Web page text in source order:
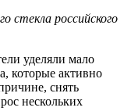
стекла российского
уделяли мало
которые активно
снять
нескольких